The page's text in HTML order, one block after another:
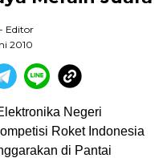
- Editor
2010
Negeri
Roket Indonesia
di Pantai